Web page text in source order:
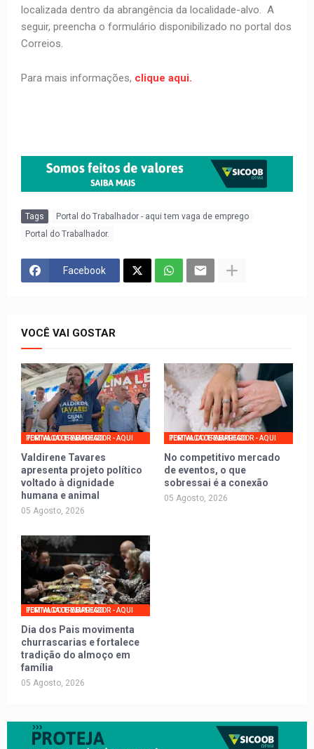
localizada dentro da abrangência da localidade-alvo. A
seguir, preencha o formulário disponibilizado no portal dos
Correios.
Para mais informações, clique aqui.
Tags
Portal do Trabalhador - aqui tem vaga de emprego
Portal do Trabalhador.
Facebook
VOCÊ VAI GOSTAR
PORTAL DO TRABALHADOR - AQUI TEM VAGA DE EMPREGO
Valdirene Tavares
apresenta projeto político
voltado à dignidade
humana e animal
05 Agosto, 2026
PORTAL DO TRABALHADOR - AQUI TEM VAGA DE EMPREGO
No competitivo mercado
de eventos, o que
sobressai é a conexão
05 Agosto, 2026
PORTAL DO TRABALHADOR - AQUI TEM VAGA DE EMPREGO
Dia dos Pais movimenta
churrascarias e fortalece
tradição do almoço em
família
05 Agosto, 2026